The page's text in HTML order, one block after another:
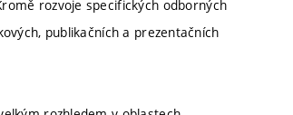
rozvoje specifických odborných
publikačních a prezentačních